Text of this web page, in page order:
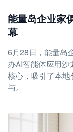
能量岛企业家
幕
6月28日，能量岛
办AI智能体应用
核心，吸引了本
与。